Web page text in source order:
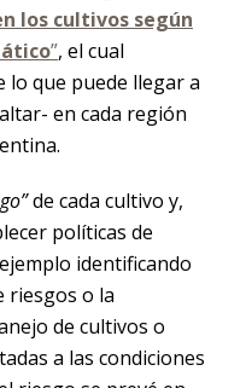
los cultivos según
”, el cual
lo que puede llegar a
en cada región
de cada cultivo y,
políticas de
identificando
riesgos o la
de cultivos o
a las condiciones